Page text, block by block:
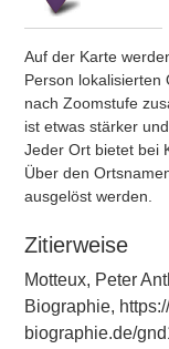
Auf der Karte
Person lokalisierten
nach Zoomstufe
ist etwas stärker
Jeder Ort bietet bei
Über den
ausgelöst werden.
Zitierweise
Motteux, Peter
Biographie,
biographie.de/